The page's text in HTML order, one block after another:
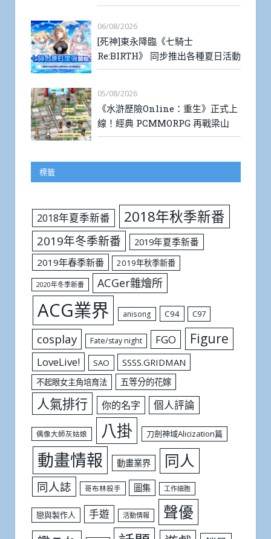
06/08/2026
[死神]東永降臨《七騎士
Re:BIRTH》 同步推出各種夏日活動
05/08/2026
《水滸歷險Online：重生》正式上
線！經典 PCMMORPG 再戰梁山
標籤
2018年夏季新番 2018年秋季新番
2019年冬季新番
2019年夏季新番
2019年春季新番
2019年秋季新番
2020年冬季新番 ACGer雜燴所
ACG業界 anisong C94 C97
cosplay Fate/stay night FGO Figure
LoveLive! SAO SSSS.GRIDMAN
不起眼女主角培育法 五等分的花嫁
人氣排行 你的名字 個人評論
偶像大師灰姑娘 八掛 刀劍神域Alicization篇
動畫情報 動畫業界 同人
同人誌 哥布林殺手 圖集 工作細胞
戀與製作人 手遊 活動情報 聲優